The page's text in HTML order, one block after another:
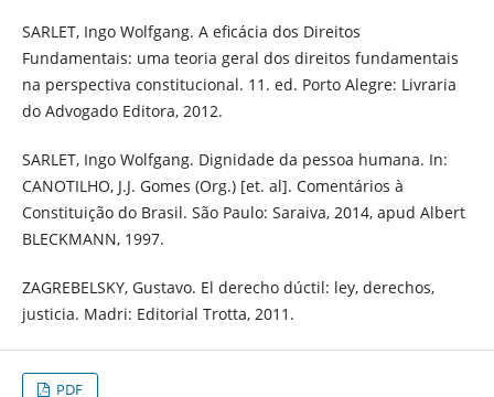
SARLET, Ingo Wolfgang. A eficácia dos Direitos
Fundamentais: uma teoria geral dos direitos fundamentais
na perspectiva constitucional. 11. ed. Porto Alegre: Livraria
do Advogado Editora, 2012.
SARLET, Ingo Wolfgang. Dignidade da pessoa humana. In:
CANOTILHO, J.J. Gomes (Org.) [et. al]. Comentários à
Constituição do Brasil. São Paulo: Saraiva, 2014, apud Albert
BLECKMANN, 1997.
ZAGREBELSKY, Gustavo. El derecho dúctil: ley, derechos,
justicia. Madri: Editorial Trotta, 2011.
PDF